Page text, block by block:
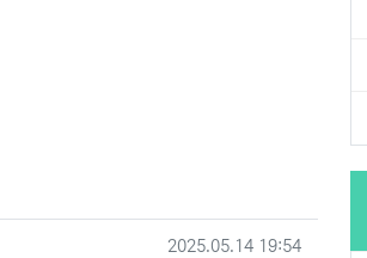
등록일
2025.05.14 19:54